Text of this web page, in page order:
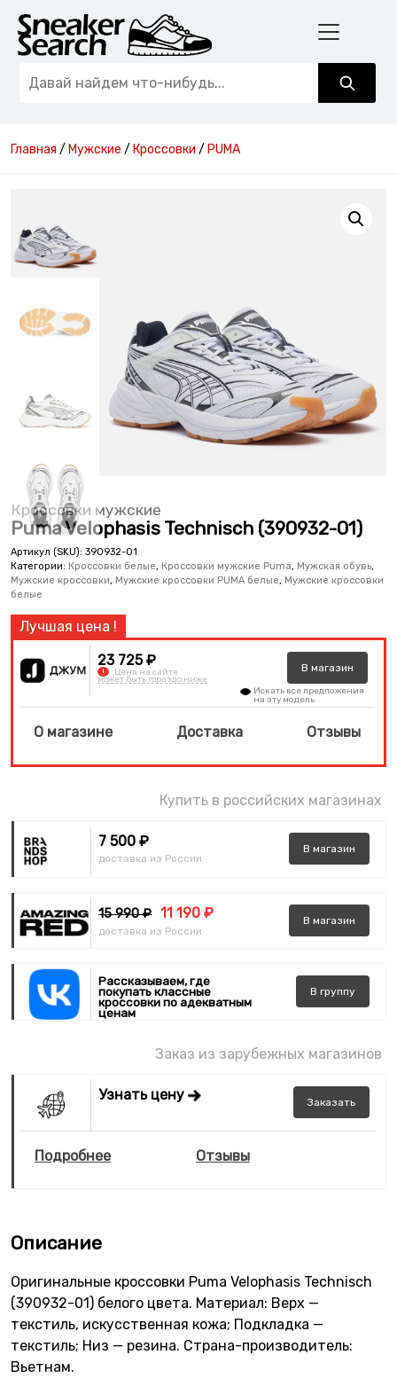
Главная / Мужские / Кроссовки / PUMA
Кроссовки мужские
Puma Velophasis Technisch (390932-01)
Артикул (SKU): 390932-01
Категории: Кроссовки белые, Кроссовки мужские Puma, Мужская обувь,
Мужские кроссовки, Мужские кроссовки PUMA белые, Мужские кроссовки
белые
23 725 ₽
! Цена на сайте
может быть гораздо ниже
В магазин
Искать все предложения
на эту модель
О магазине Доставка Отзывы
Купить в российских магазинах
7 500 ₽
доставка из России
В магазин
15 990 ₽ 11 190 ₽
доставка из России
В магазин
Рассказываем, где
покупать классные
кроссовки по адекватным
ценам
В группу
Заказ из зарубежных магазинов
Узнать цену Заказать
Подробнее Отзывы
Описание
Оригинальные кроссовки Puma Velophasis Technisch
(390932-01) белого цвета. Материал: Верх —
текстиль, искусственная кожа; Подкладка —
текстиль; Низ — резина. Страна-производитель:
Вьетнам.